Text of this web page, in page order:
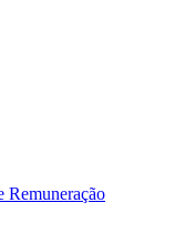
Remuneração